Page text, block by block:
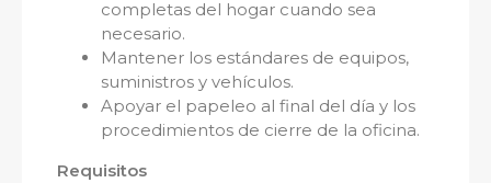
completas del hogar cuando sea
necesario.
Mantener los estándares de equipos,
suministros y vehículos.
Apoyar el papeleo al final del día y los
procedimientos de cierre de la oficina.
Requisitos